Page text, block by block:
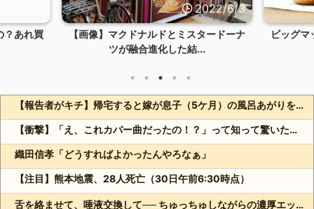
？あれ買
2022/6/3
【画像】マクドナルドとミスタードーナ
ツが融合進化した結...
ビッグマ
【報告者がキチ】帰宅すると嫁が息子（5ケ月）の風呂あがりをパン1で世話してそのまま乳をやりだした。おい飯は！って言うと自分で温めてよ！って旦那舐めてるヒス女うざい
【衝撃】「え、これカバー曲だったの！？」って知って驚いた曲あげてけ
織田信孝「どうすればよかったんやろなぁ」
【注目】熊本地震、28人死亡（30日午前6:30時点）
舌を絡ませて、唾液交換して── ちゅっちゅしながらの濃厚エッ画像♪